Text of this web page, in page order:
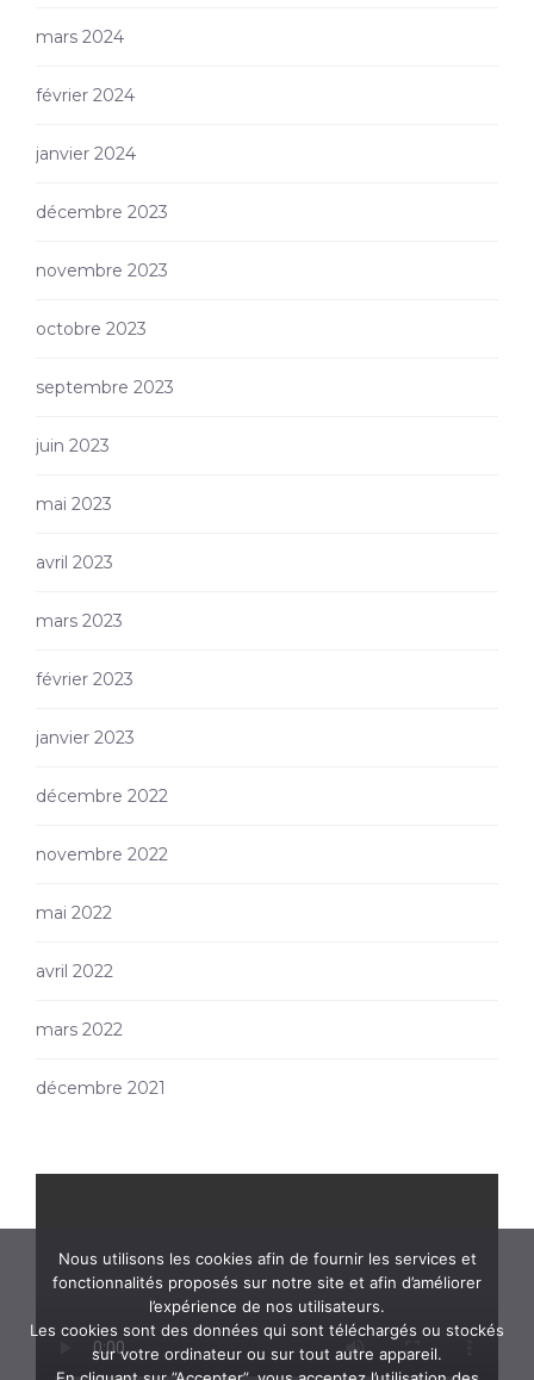
mars 2024
février 2024
janvier 2024
décembre 2023
novembre 2023
octobre 2023
septembre 2023
juin 2023
mai 2023
avril 2023
mars 2023
février 2023
janvier 2023
décembre 2022
novembre 2022
mai 2022
avril 2022
mars 2022
décembre 2021
Nous utilisons les cookies afin de fournir les services et
fonctionnalités proposés sur notre site et afin d’améliorer
l’expérience de nos utilisateurs.
Les cookies sont des données qui sont téléchargés ou stockés
sur votre ordinateur ou sur tout autre appareil.